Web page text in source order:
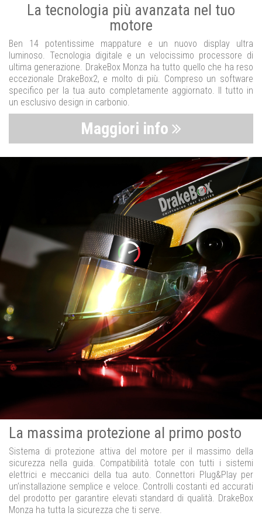
La tecnologia più avanzata nel tuo
motore
Ben 14 potentissime mappature e un nuovo display ultra
luminoso. Tecnologia digitale e un velocissimo processore di
ultima generazione. DrakeBox Monza ha tutto quello che ha reso
eccezionale DrakeBox2, e molto di più. Compreso un software
specifico per la tua auto completamente aggiornato. Il tutto in
un esclusivo design in carbonio.
Maggiori info
La massima protezione al primo posto
Sistema di protezione attiva del motore per il massimo della
sicurezza nella guida. Compatibilità totale con tutti i sistemi
elettrici e meccanici della tua auto. Connettori Plug&Play per
un’installazione semplice e veloce. Controlli costanti ed accurati
del prodotto per garantire elevati standard di qualità. DrakeBox
Monza ha tutta la sicurezza che ti serve.